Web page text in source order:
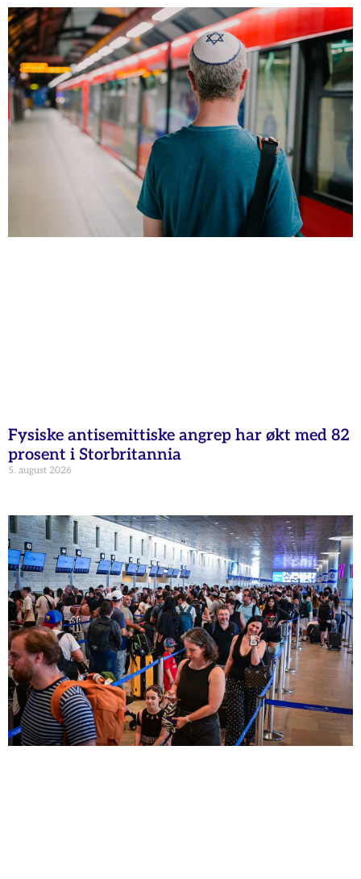
Fysiske antisemittiske angrep har økt med 82
prosent i Storbritannia
5. august 2026